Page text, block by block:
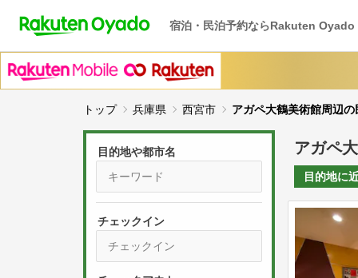
宿泊・民泊予約ならRakuten Oyado
トップ 兵庫県 西宮市 アガペ大鶴美術館周辺
目的地や都市名
チェックイン
アガペ
目的地に